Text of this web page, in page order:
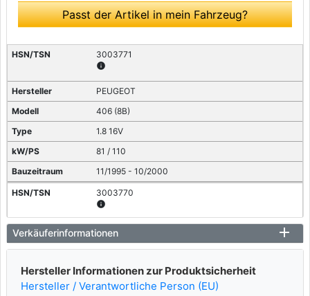
Passt der Artikel in mein Fahrzeug?
3003771
info
PEUGEOT
406 (8B)
1.8 16V
81 / 110
11/1995 - 10/2000
3003770
info
PEUGEOT
406 (8B)
2.0 16V
97 / 132
Verkäuferinformationen
Hersteller Informationen zur Produktsicherheit
Hersteller / Verantwortliche Person (EU)